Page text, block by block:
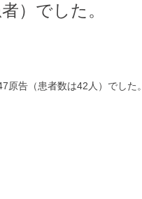
）でした。
告（患者数は42人）でした。